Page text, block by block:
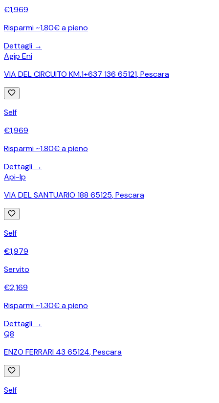
€1,969
Risparmi ~1,80€ a pieno
Dettagli →
Agip Eni
VIA DEL CIRCUITO KM.1+637 136 65121,Pescara
Self
€1,969
Risparmi ~1,80€ a pieno
Dettagli →
Api-Ip
VIA DEL SANTUARIO 188 65125,Pescara
Self
€1,979
Servito
€2,169
Risparmi ~1,30€ a pieno
Dettagli →
Q8
ENZO FERRARI 43 65124,Pescara
Self